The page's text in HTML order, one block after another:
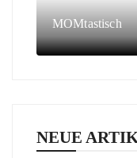
MOMtastisch
NEUE